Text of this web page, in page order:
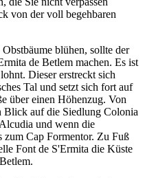
von der voll begehbaren
blühen, sollte der
de Betlem machen. Es ist
Dieser erstreckt sich
Tal und setzt sich fort auf
über einen Höhenzug. Von
Blick auf die Siedlung Colonia
und wenn die
zum Cap Formentor. Zu Fuß
Font de S'Ermita die Küste